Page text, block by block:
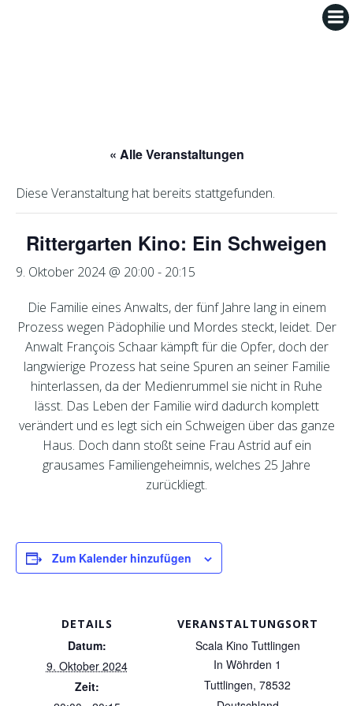
« Alle Veranstaltungen
Diese Veranstaltung hat bereits stattgefunden.
Rittergarten Kino: Ein Schweigen
9. Oktober 2024 @ 20:00 - 20:15
Die Familie eines Anwalts, der fünf Jahre lang in einem
Prozess wegen Pädophilie und Mordes steckt, leidet. Der
Anwalt François Schaar kämpft für die Opfer, doch der
langwierige Prozess hat seine Spuren an seiner Familie
hinterlassen, da der Medienrummel sie nicht in Ruhe
lässt. Das Leben der Familie wird dadurch komplett
verändert und es legt sich ein Schweigen über das ganze
Haus. Doch dann stoßt seine Frau Astrid auf ein
grausames Familiengeheimnis, welches 25 Jahre
zurückliegt.
Zum Kalender hinzufügen
DETAILS
Datum:
9. Oktober 2024
Zeit:
VERANSTALTUNGSORT
Scala Kino Tuttlingen
In Wöhrden 1
Tuttlingen, 78532